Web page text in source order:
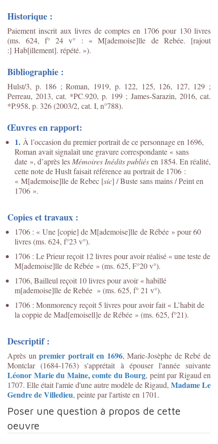
Historique :
Paiement inscrit aux livres de comptes en 1706 pour 130 livres
(ms. 624, f° 24 v° : « M[ademoise]lle de Rebée. [rajout
:] Hab[illement]. répété. »).
Bibliographie :
Hulst/3, p. 186 ; Roman, 1919, p. 122, 125, 126, 127, 129 ;
Perreau, 2013, cat. *PC.920, p. 199 ; James-Sarazin, 2016, cat.
*P.958, p. 326 (2003/2, cat. I, n°788).
Œuvres en rapport:
1. À l’occasion du premier portrait de ce personnage en 1696,
Roman avait signalait une gravure correspondante « sans
date », d’après les Mémoires Inédits publiésen 1854. En réalité,
cette note de Huslt faisait référence au portrait de 1706 :
« M[ademoise]lle de Rebec [sic] / Buste sans mains / Peint en
1706 ».
Copies et travaux :
1706 : « Une [copie] de M[ademoise]lle de Rébée » pour 60
livres (ms. 624, f°23 v°).
1706 : Le Prieur reçoit 12 livres pour avoir réalisé « une teste de
M[ademoise]lle de Rébée » (ms. 625, F°20 v°).
1706, Bailleul reçoit 10 livres pour avoir « habillé
m[ademoise]lle de Rebée » (ms. 625, f° 21 v°).
1706 : Monmorency reçoit 5 livres pour avoir fait « L’habit de
la coppie de Mad[emoisell]e de Rébée » (ms. 625, f°21).
Descriptif :
Après unpremier portrait en 1696, Marie-Josèphe de Rebé de
Montclar(1684-1763) s'apprétait à épouser l'année suivante
Léonor Marie du Maine, comte du Bourg, peint par Rigaud en
1707. Elle était l'amie d'une autre modèle de Rigaud, Madame Le
Gendre de Villedieu, peinte par l'artiste en 1701.
Poser une question à propos de cette
oeuvre